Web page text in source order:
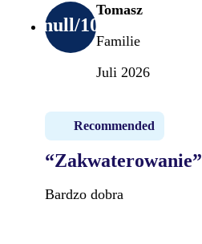
null/10
Tomasz
Familie
Juli 2026
Recommended
“Zakwaterowanie”
Bardzo dobra